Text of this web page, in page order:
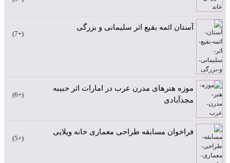
آستان ائمه بقیع اثر سلیمانی و بزرگی
+7
موزه هنرهای مدرن عرب در امارات اثر حبیبه
مجدآبادی
+6
فراخوان مسابقه طراحی معماری خانه ویلایی
+5